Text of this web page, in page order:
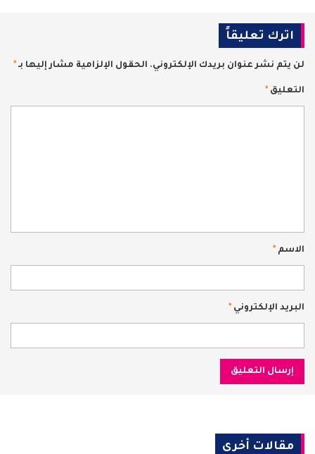
اترك تعليقاً
لن يتم نشر عنوان بريدك الإلكتروني. الحقول الإلزامية مشار إليها بـ*
التعليق*
الاسم*
البريد الإلكتروني*
مقالات أخرى